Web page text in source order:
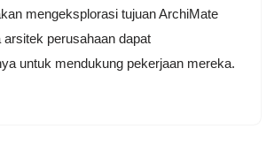
mengeksplorasi tujuan ArchiMate
arsitek perusahaan dapat
untuk mendukung pekerjaan mereka.